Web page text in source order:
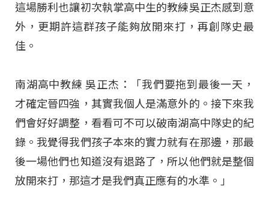
這場勝利也讓初次執掌高中生的教練吳正杰感到意
外，更期許這群孩子能夠放開來打，再創隊史最
佳。
南湖高中教練 吳正杰：「我們要拖到最後一天，
才確定晉四強，其實我個人是滿意外的。接下來我
們會好好調整，看看可不可以破南湖高中隊史的紀
錄。我覺得我們孩子本來的實力就有在那邊，那最
後一場他們也知道沒有退路了，所以他們就是整個
放開來打，那這才是我們真正應有的水準。」